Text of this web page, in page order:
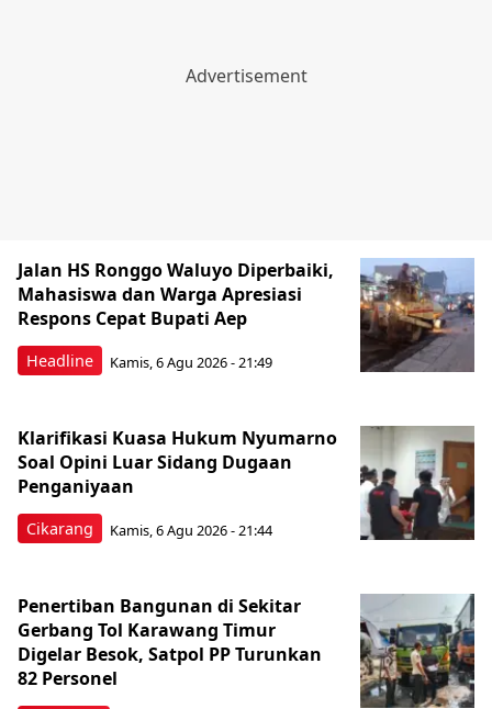
Headline
Jalan HS Ronggo Waluyo Diperbaiki,
Mahasiswa dan Warga Apresiasi
Respons Cepat Bupati Aep
Kamis, 6 Agu 2026 - 21:49
Cikarang
Klarifikasi Kuasa Hukum Nyumarno
Soal Opini Luar Sidang Dugaan
Penganiyaan
Kamis, 6 Agu 2026 - 21:44
Penertiban Bangunan di Sekitar
Gerbang Tol Karawang Timur
Digelar Besok, Satpol PP Turunkan
82 Personel